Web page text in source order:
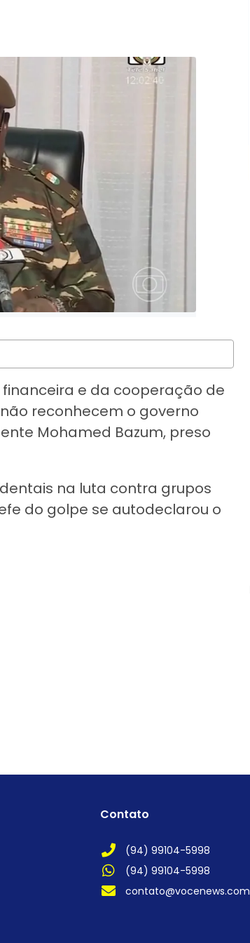
financeira e da cooperação de
reconhecem o governo
Mohamed Bazum, preso
na luta contra grupos
do golpe se autodeclarou o
Contato
(94) 99104-5998
(94) 99104-5998
contato@vocenews.com